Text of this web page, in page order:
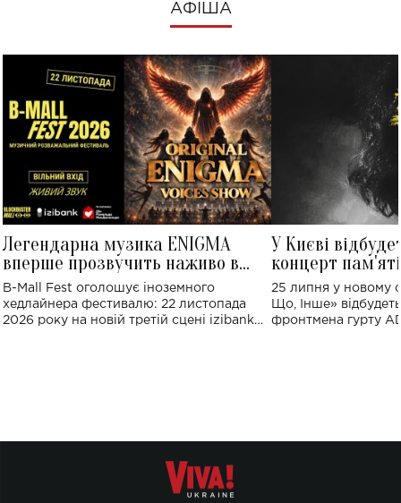
АФІША
Легендарна музика ENIGMA
вперше прозвучить наживо в
Україні: де відбудеться концерт
B-Mall Fest оголошує іноземного
хедлайнера фестивалю: 22 листопада
2026 року на новій третій сцені izibank
У Києві
концерт
Клименка:
виконають
25 липня у новому
Що, Інше»
фронтмена гурту